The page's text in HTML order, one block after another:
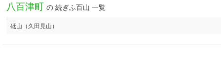
八百津町 の 続ぎふ百山 一覧
砥山（久田見山）